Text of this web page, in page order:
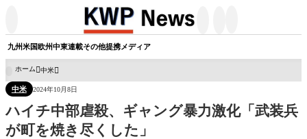
九州米国欧州中東連載その他提携メディア
ホーム 中米
中米 2024年10月8日
ハイチ中部虐殺、ギャング暴力激化「武装兵
が町を焼き尽くした」